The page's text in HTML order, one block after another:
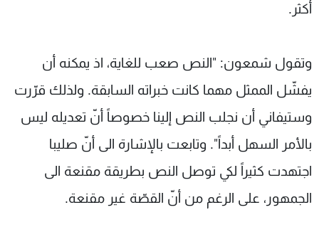
أكثر.
وتقول شمعون: "النص صعب للغاية، اذ يمكنه أن
يفشّل الممثل مهما كانت خبراته السابقة. ولذلك قرّرت
وستيفاني أن نجلب النص إلينا خصوصاً أنّ تعديله ليس
بالأمر السهل أبداً". وتابعت بالإشارة الى أنّ صليبا
اجتهدت كثيراً لكي توصل النص بطريقة مقنعة الى
الجمهور، على الرغم من أنّ القصّة غير مقنعة.